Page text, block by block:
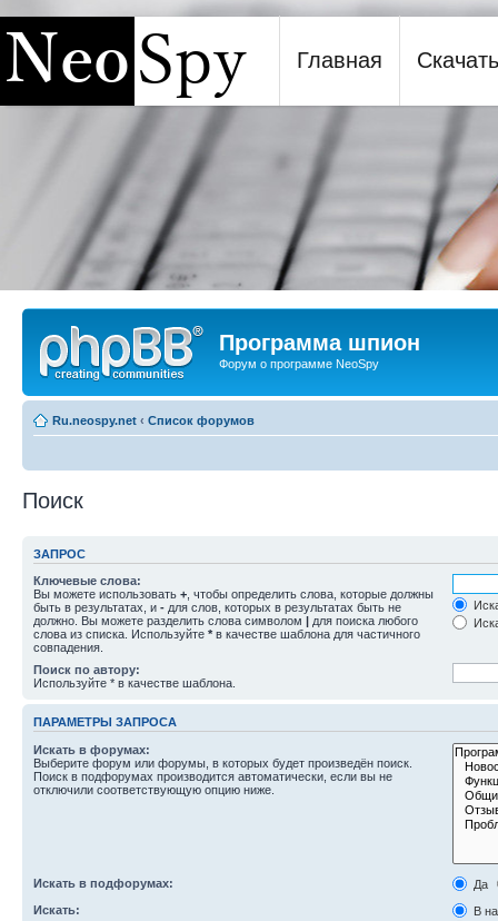
Программа шпион NeoSpy
Главная Скачать
Программа шпион
Форум о программе NeoSpy
Ru.neospy.net ‹ Список форумов
Поиск
ЗАПРОС
Ключевые слова:
Вы можете использовать + , чтобы определить слова, которые должны
быть в результатах, и - для слов, которых в результатах быть не
должно. Вы можете разделить слова символом | для поиска любого
слова из списка. Используйте * в качестве шаблона для частичного
совпадения.
Поиск по автору:
Используйте * в качестве шаблона.
ПАРАМЕТРЫ ЗАПРОСА
Искать в форумах:
Выберите форум или форумы, в которых будет произведён поиск.
Поиск в подфорумах производится автоматически, если вы не
отключили соответствующую опцию ниже.
Искать в подфорумах:
Да
Искать:
В